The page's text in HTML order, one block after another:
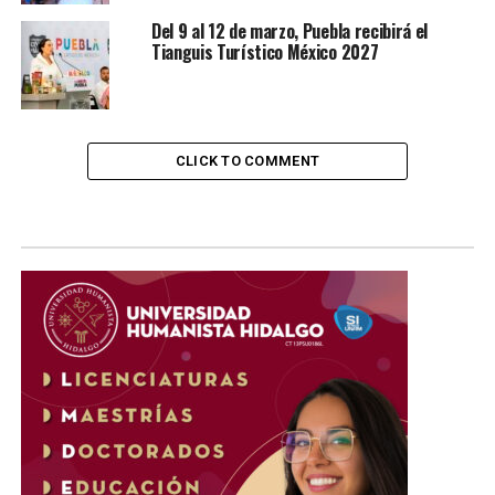
Del 9 al 12 de marzo, Puebla recibirá el
Tianguis Turístico México 2027
CLICK TO COMMENT